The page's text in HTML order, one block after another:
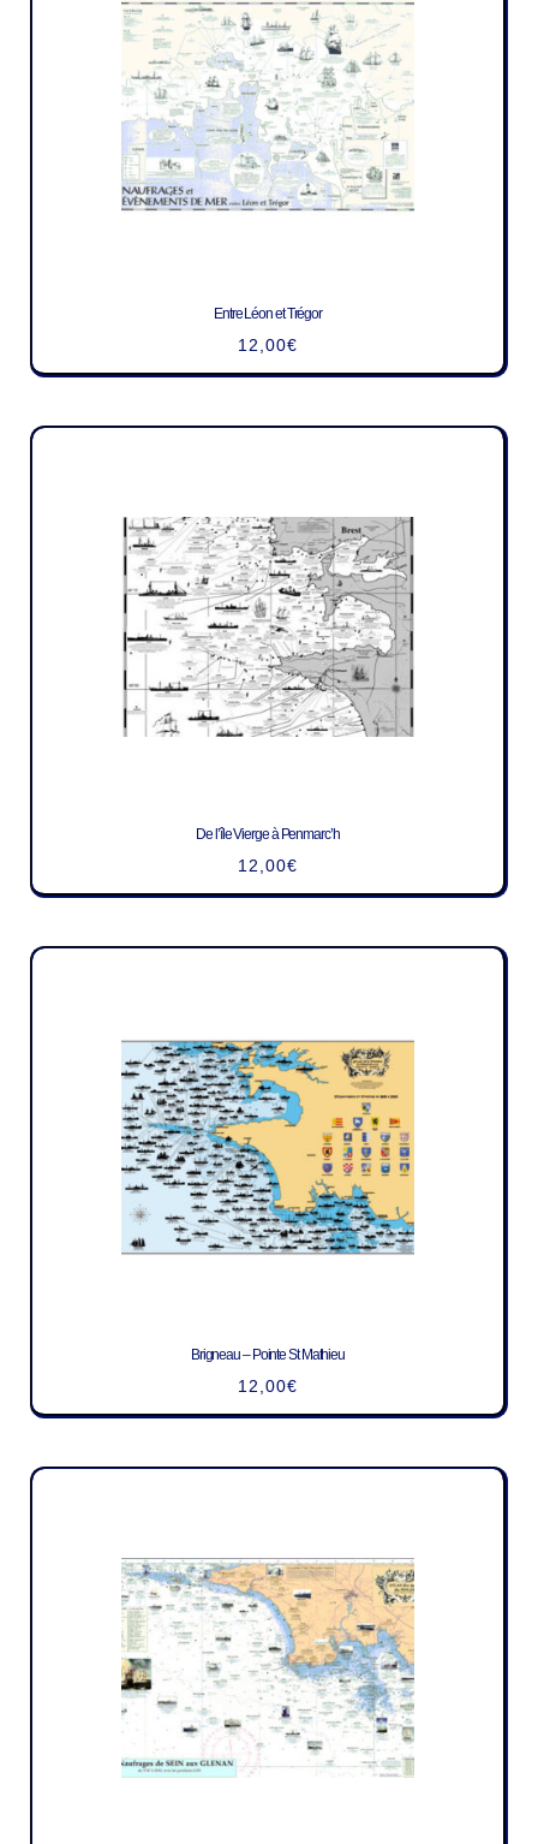
Entre Léon et Trégor
12,00€
De l’île Vierge à Penmarc’h
12,00€
Brigneau – Pointe St Mathieu
12,00€